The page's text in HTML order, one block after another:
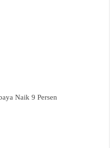
Naik 9 Persen